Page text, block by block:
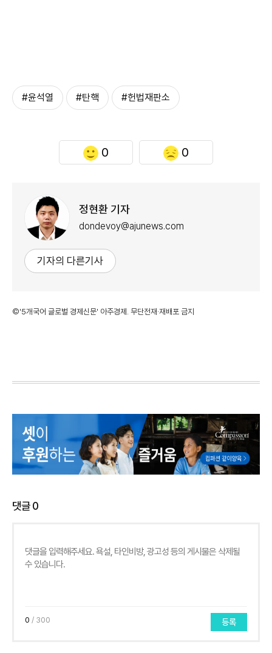
#윤석열 #탄핵 #헌법재판소
0 0
정현환 기자
dondevoy@ajunews.com
기자의 다른기사
©'5개국어 글로벌 경제신문' 아주경제. 무단전재·재배포 금지
댓글0
0 / 300 등록